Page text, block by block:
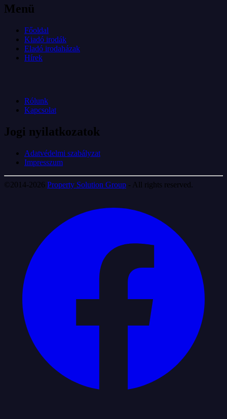
Menü
Főoldal
Kiadó irodák
Eladó irodaházak
Hírek
Rólunk
Kapcsolat
Jogi nyilatkozatok
Adatvédelmi szabályzat
Impresszum
©2014-2026 Property Solution Group - All rights reserved.